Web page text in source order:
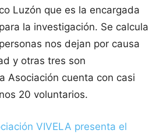
Luzón que es la encargada
la investigación. Se calcula
nos dejan por causa
y otras tres son
Asociación cuenta con casi
20 voluntarios.
VIVELA presenta el